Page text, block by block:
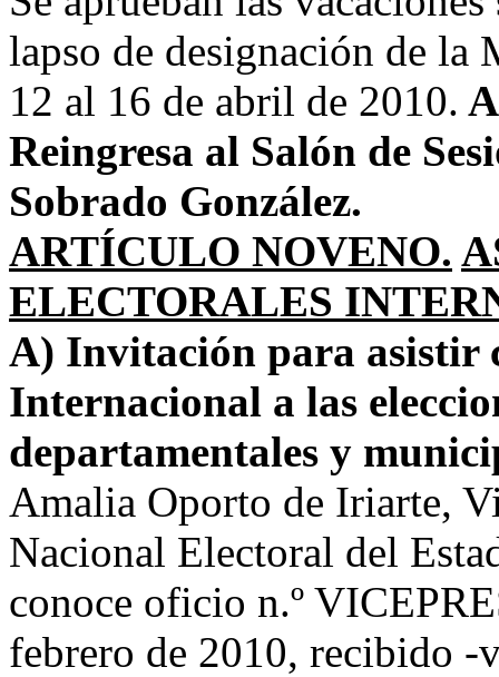
lapso de designación de la
12 al 16 de abril de 2010.
Reingresa al Salón de
Sobrado González.
ARTÍCULO NOVENO.
ELECTORALES
A) Invitación para asistir
Internacional a las
departamentales y
Amalia Oporto de Iriarte,
Nacional Electoral del
conoce oficio n.º
febrero de 2010, recibido -